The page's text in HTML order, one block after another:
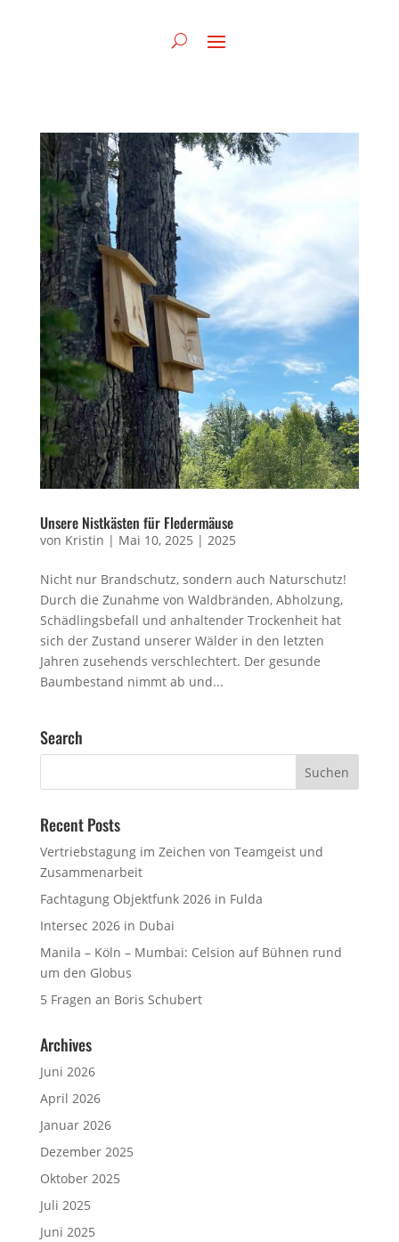
Unsere Nistkästen für Fledermäuse
von Kristin | Mai 10, 2025 | 2025
Nicht nur Brandschutz, sondern auch Naturschutz!
Durch die Zunahme von Waldbränden, Abholzung,
Schädlingsbefall und anhaltender Trockenheit hat
sich der Zustand unserer Wälder in den letzten
Jahren zusehends verschlechtert. Der gesunde
Baumbestand nimmt ab und...
Search
Recent Posts
Vertriebstagung im Zeichen von Teamgeist und
Zusammenarbeit
Fachtagung Objektfunk 2026 in Fulda
Intersec 2026 in Dubai
Manila – Köln – Mumbai: Celsion auf Bühnen rund
um den Globus
5 Fragen an Boris Schubert
Archives
Juni 2026
April 2026
Januar 2026
Dezember 2025
Oktober 2025
Juli 2025
Juni 2025